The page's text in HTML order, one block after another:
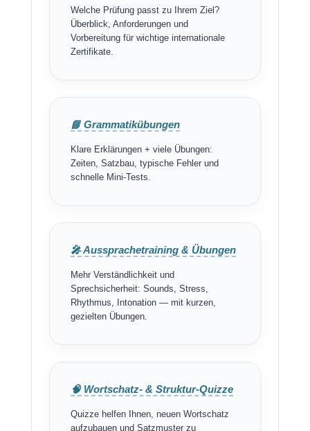
Welche Prüfung passt zu Ihrem Ziel?
Überblick, Anforderungen und
Vorbereitung für wichtige internationale
Zertifikate.
📘 Grammatikübungen
Klare Erklärungen + viele Übungen:
Zeiten, Satzbau, typische Fehler und
schnelle Mini-Tests.
🎤 Aussprachetraining & Übungen
Mehr Verständlichkeit und
Sprechsicherheit: Sounds, Stress,
Rhythmus, Intonation — mit kurzen,
gezielten Übungen.
🧠 Wortschatz- & Struktur-Quizze
Quizze helfen Ihnen, neuen Wortschatz
aufzubauen und Satzmuster zu